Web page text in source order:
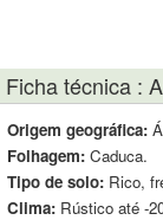
Ficha técnica :
Origem geográfica:
Folhagem: Caduca.
Tipo de solo: Rico,
Clima: Rústico até -